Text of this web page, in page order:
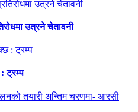
उत्रने चेतावनी
ट्रम्प